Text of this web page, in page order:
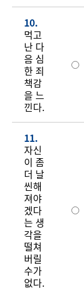
10.
먹고
난 다
음 심
한 죄
책감
을 느
낀다.
11.
자신
이 좀
더 날
씬해
져야
겠다
는 생
각을
떨쳐
버릴
수가
없다.